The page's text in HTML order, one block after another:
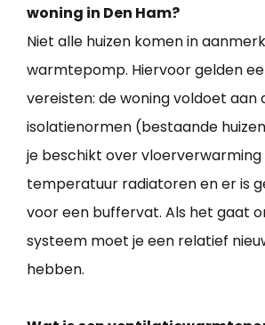
woning in Den Ham?
Niet alle huizen komen in
warmtepomp. Hiervoor gelden
vereisten: de woning voldoet aan
isolatienormen (bestaande
je beschikt over vloerverwarming
temperatuur radiatoren en er is
voor een buffervat. Als het gaat
systeem moet je een relatief
hebben.